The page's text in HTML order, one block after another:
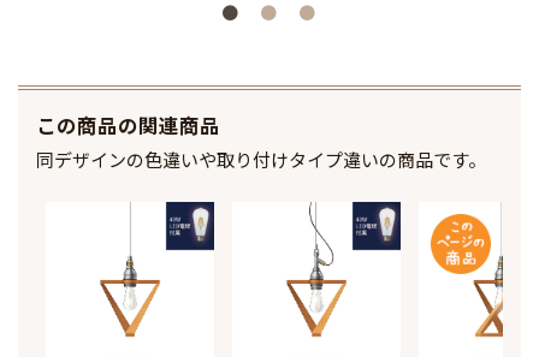
この商品の関連商品
同デザインの色違いや取り付けタイプ違いの商品です。